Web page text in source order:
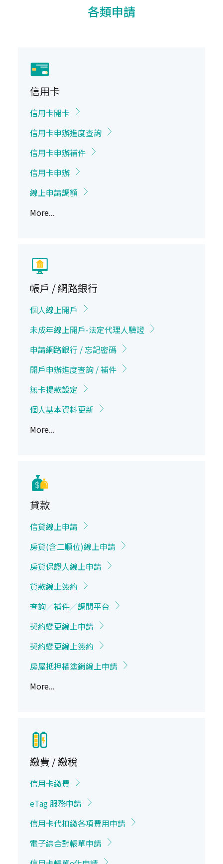
各類申請
信用卡
信用卡開卡
信用卡申辦進度查詢
信用卡申辦補件
信用卡申辦
線上申請調額
More...
帳戶 / 網路銀行
個人線上開戶
未成年線上開戶-法定代理人驗證
申請網路銀行 / 忘記密碼
開戶申辦進度查詢 / 補件
無卡提款設定
個人基本資料更新
More...
貸款
信貸線上申請
房貸(含二順位)線上申請
房貸保證人線上申請
貸款線上簽約
查詢／補件／調閱平台
契約變更線上申請
契約變更線上簽約
房屋抵押權塗銷線上申請
More...
繳費 / 繳稅
信用卡繳費
eTag 服務申請
信用卡代扣繳各項費用申請
電子綜合對帳單申請